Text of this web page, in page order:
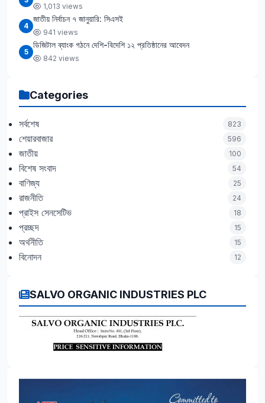
1,013 views
4
জাতীয় নির্বাচন ৭ জানুয়ারি: সিএসই
941 views
5
ডিজিটাল ব্যাংক গঠনে দেশি-বিদেশি ১২ প্রতিষ্ঠানের আবেদন
842 views
Categories
সর্বশেষ 823
শেয়ারবাজার 596
জাতীয় 100
বিশেষ সংবাদ 54
বাণিজ্য 25
রাজনীতি 24
প্রাইস সেনসেটিভ 18
প্রচ্ছদ 15
অর্থনীতি 15
বিনোদন 12
SALVO ORGANIC INDUSTRIES PLC